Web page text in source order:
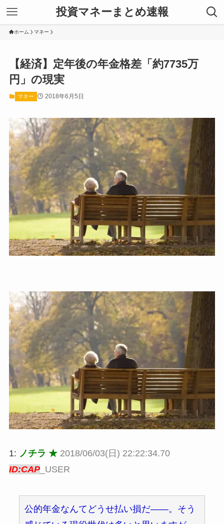
投資マネーまとめ速報
ホーム マネー
【経済】定年後の年金格差「約7735万
円」の現実
マネー 2018年6月5日
1: ノチラ ★ 2018/06/03(日) 22:22:34.70
ID:CAP_USER
公的年金なんてどうせ払い損だ――。そう